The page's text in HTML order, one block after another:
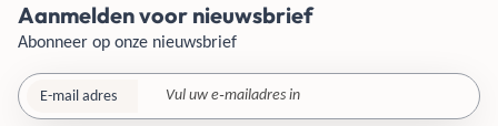
Aanmelden voor nieuwsbrief
Abonneer op onze nieuwsbrief
E-mail adres